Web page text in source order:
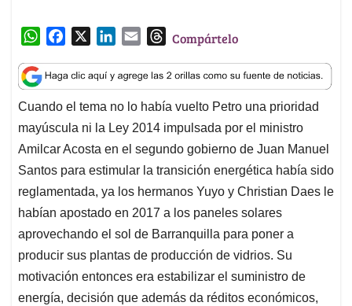
W
a
t
s
A
p
p
c
e
b
o
o
k
n
k
e
d
I
n
a
i
l
T
r
e
a
d
s
Compártelo
Cuando el tema no lo había vuelto Petro una prioridad
mayúscula ni la Ley 2014 impulsada por el ministro
Amilcar Acosta en el segundo gobierno de Juan Manuel
Santos para estimular la transición energética había sido
reglamentada, ya los hermanos Yuyo y Christian Daes le
habían apostado en 2017 a los paneles solares
aprovechando el sol de Barranquilla para poner a
producir sus plantas de producción de vidrios. Su
motivación entonces era estabilizar el suministro de
energía, decisión que además da réditos económicos,